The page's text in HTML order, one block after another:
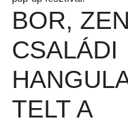
BOR,
CSALÁDI
TELT A